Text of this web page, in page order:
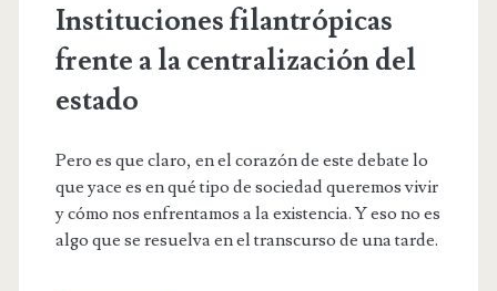
Instituciones filantrópicas
frente a la centralización del
estado
Pero es que claro, en el corazón de este debate lo
que yace es en qué tipo de sociedad queremos vivir
y cómo nos enfrentamos a la existencia. Y eso no es
algo que se resuelva en el transcurso de una tarde.